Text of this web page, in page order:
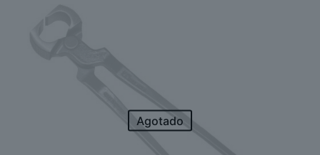
Agotado